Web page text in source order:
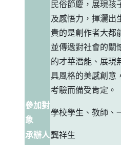
民俗節慶，展現孩
及感悟力，揮灑出
貴的是創作者大都
並傳遞對社會的關
的才華潛能、展現
具風格的美感創意
考驗而備受肯定。
參加對
象
學校學生、教師、
承辦人 龔祥生